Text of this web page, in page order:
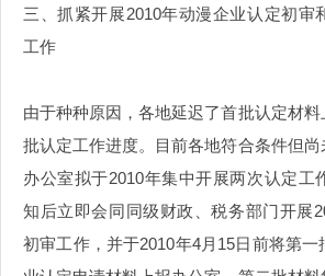
三、抓紧开展2010年动漫企业认定初审
工作
由于种种原因，各地延迟了首批认定材
批认定工作进度。目前各地符合条件但尚
办公室拟于2010年集中开展两次认定工
知后立即会同同级财政、税务部门开展
初审工作，并于2010年4月15日前将第